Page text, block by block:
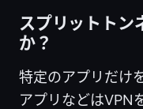
スプリットトン
か？
特定のアプリだけ
アプリなどはVPN